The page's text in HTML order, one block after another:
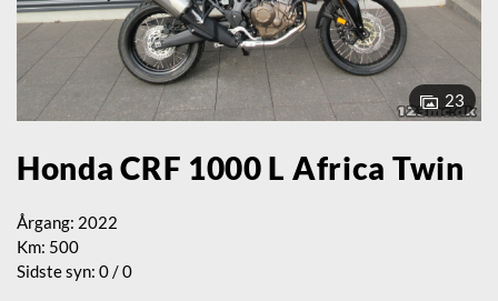
23
Honda CRF 1000 L Africa Twin
Årgang: 2022
Km: 500
Sidste syn: 0 / 0